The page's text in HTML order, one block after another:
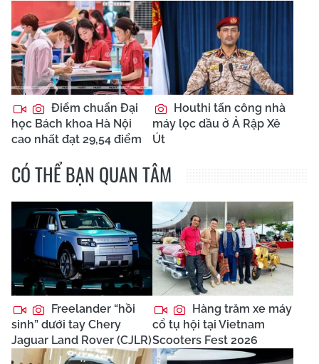
Điểm chuẩn Đại
học Bách khoa Hà Nội
cao nhất đạt 29,54 điểm
Houthi tấn công nhà
máy lọc dầu ở Ả Rập Xê
Út
CÓ THỂ BẠN QUAN TÂM
Freelander “hồi
sinh” dưới tay Chery
Jaguar Land Rover (CJLR)
Hàng trăm xe máy
cổ tụ hội tại Vietnam
Scooters Fest 2026